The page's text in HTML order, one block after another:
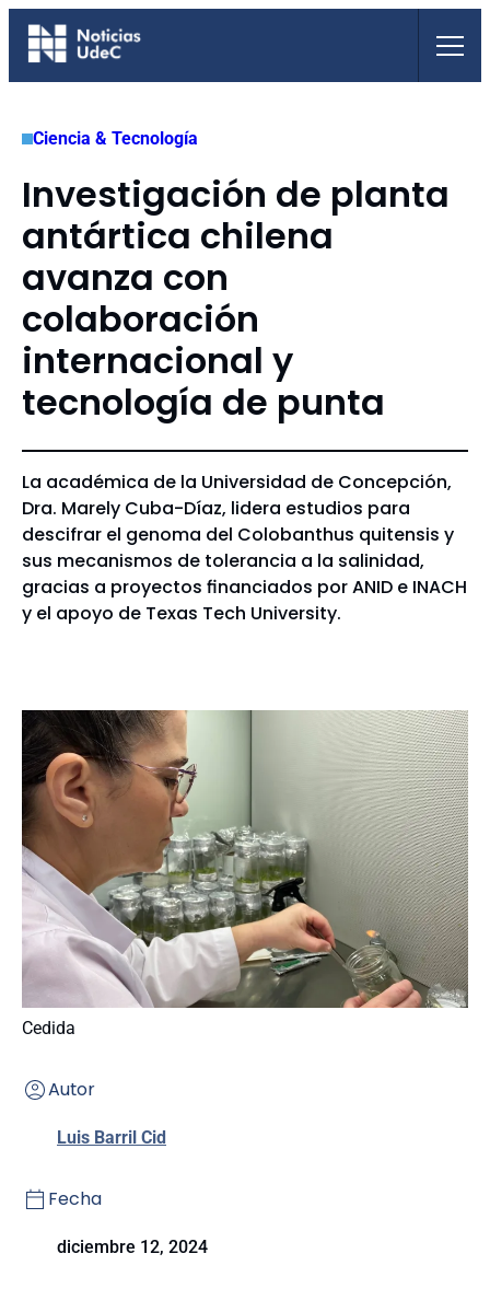
Saltar
Ciencia & Tecnología
Investigación de planta
antártica chilena
avanza con
colaboración
internacional y
tecnología de punta
La académica de la Universidad de Concepción,
Dra. Marely Cuba-Díaz, lidera estudios para
descifrar el genoma del Colobanthus quitensis y
sus mecanismos de tolerancia a la salinidad,
gracias a proyectos financiados por ANID e INACH
y el apoyo de Texas Tech University.
Cedida
Autor
Luis Barril Cid
Fecha
diciembre 12, 2024